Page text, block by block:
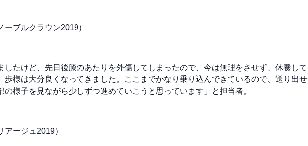
ブルクラウン2019）
したけど、先日後膝のあたりを外傷してしまったので、今は無理をさせず、休養して
歩様は大分良くなってきました。ここまでかなり乗り込んできているので、送り出
の様子を見ながら少しずつ進めていこうと思っています」と担当者。
ージュ2019）